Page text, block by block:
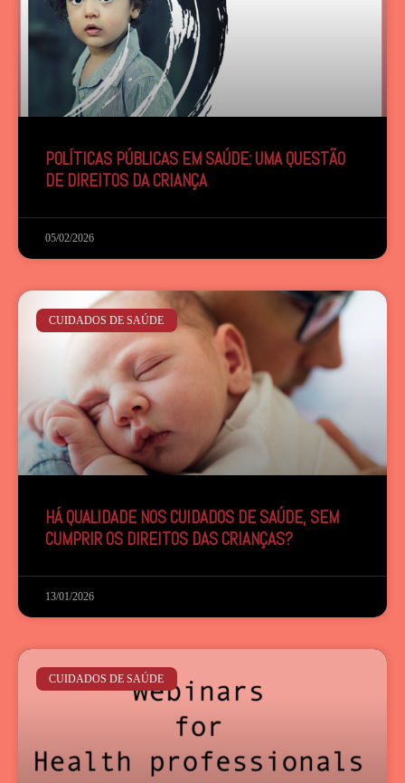
POLÍTICAS PÚBLICAS EM SAÚDE: UMA QUESTÃO
DE DIREITOS DA CRIANÇA
05/02/2026
CUIDADOS DE SAÚDE
HÁ QUALIDADE NOS CUIDADOS DE SAÚDE, SEM
CUMPRIR OS DIREITOS DAS CRIANÇAS?
13/01/2026
CUIDADOS DE SAÚDE